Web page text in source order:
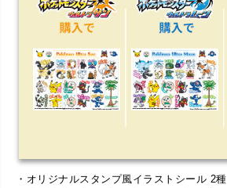
・オリジナルスタンプ風イラストシール 2種